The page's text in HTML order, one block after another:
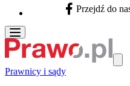
Facebook - otwiera
Przejdź do
Prawnicy i sądy